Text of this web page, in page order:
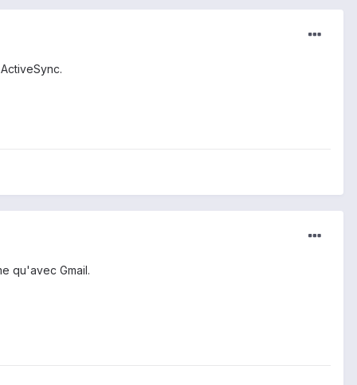
qu'avec Gmail.